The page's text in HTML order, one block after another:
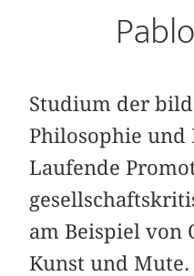
Studium der
Philosophie und
Laufende
am Beispiel von
Kunst und Mute.